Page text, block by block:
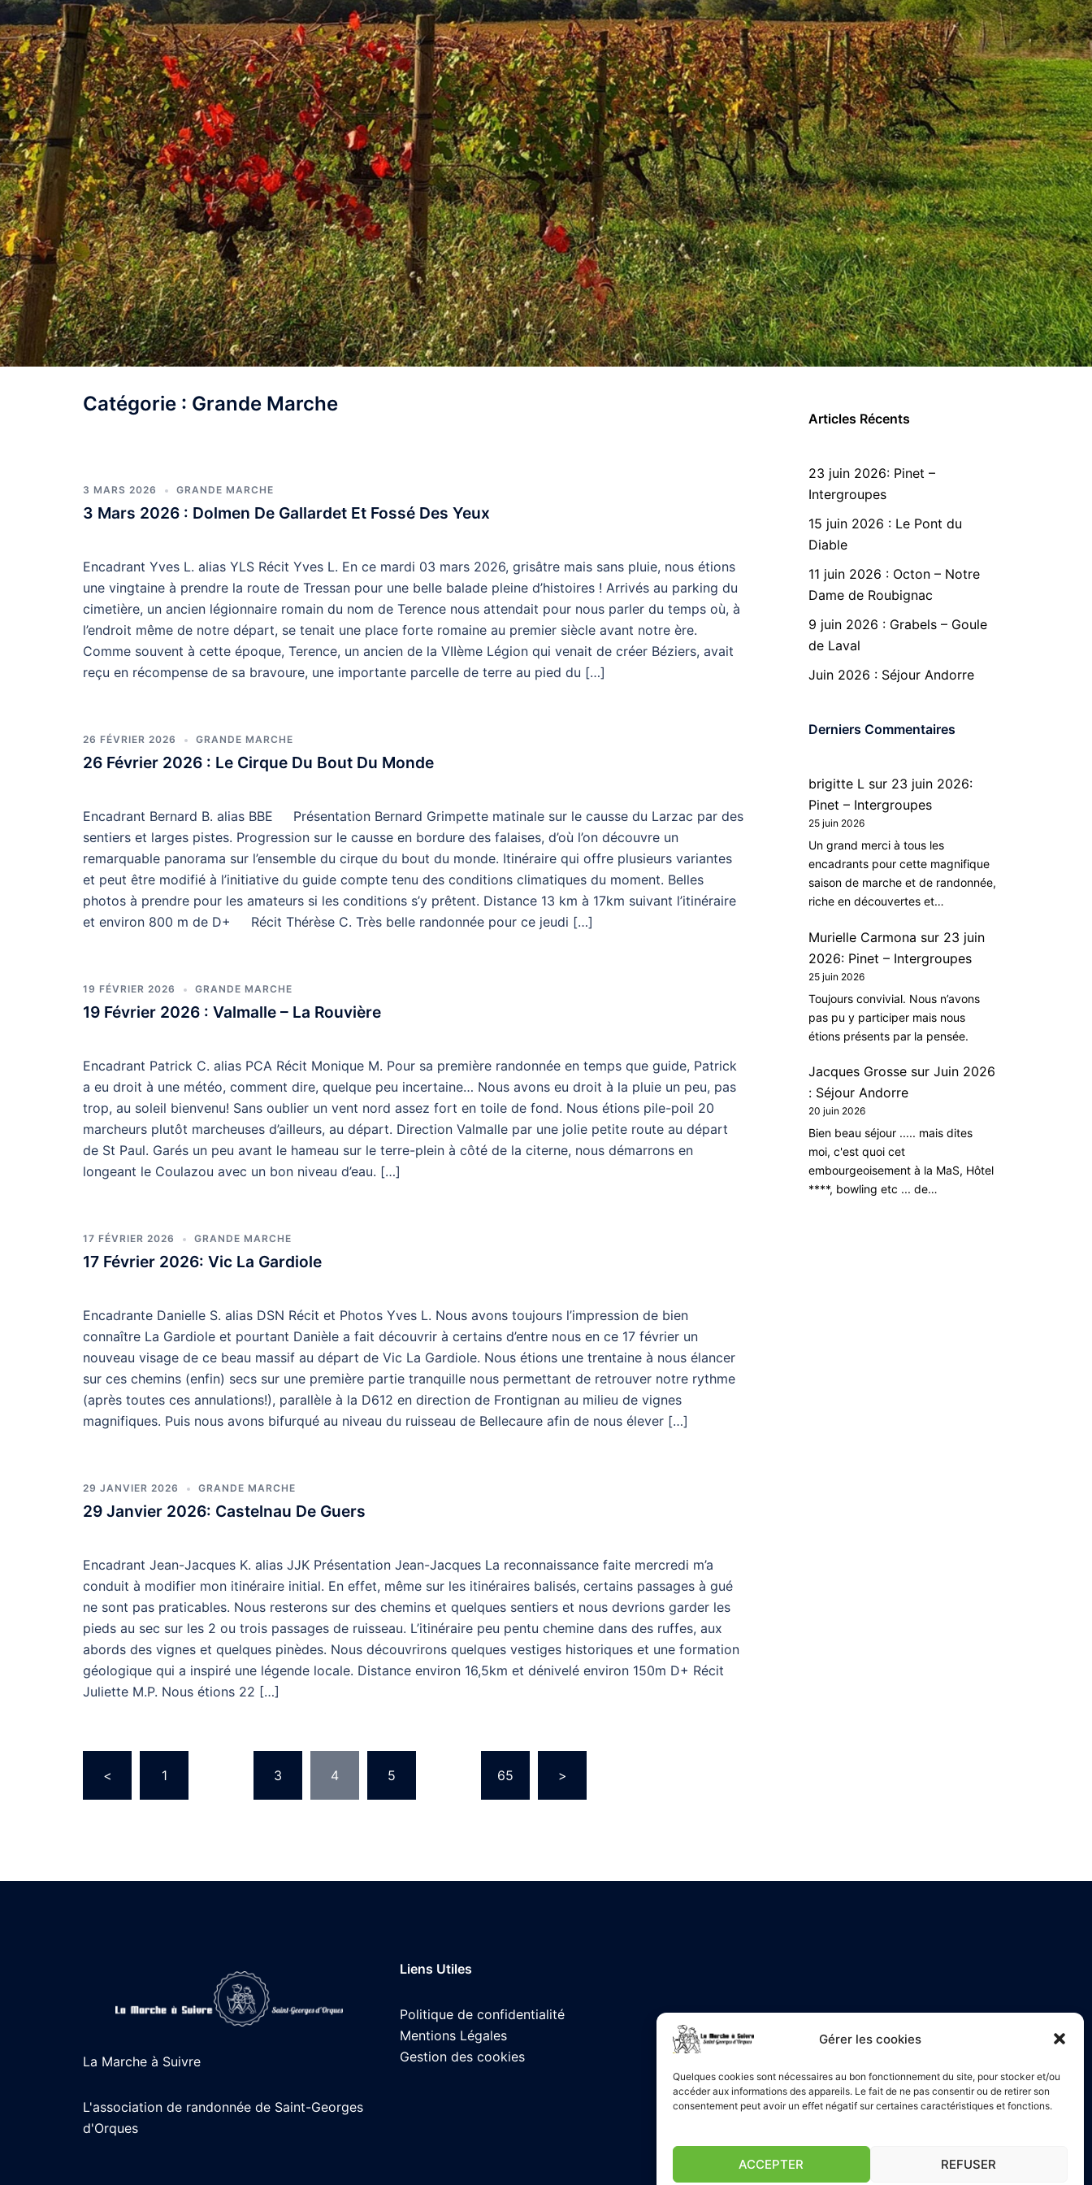
Gérer les cookies
Quelques cookies sont nécessaires au bon fonctionnement du site, pour stocker et/ou
accéder aux informations des appareils. Le fait de ne pas consentir ou de retirer son
consentement peut avoir un effet négatif sur certaines caractéristiques et fonctions.
ACCEPTER REFUSER
Catégorie : Grande Marche
3 MARS 2026 GRANDE MARCHE
3 Mars 2026 : Dolmen De Gallardet Et Fossé Des Yeux
Encadrant Yves L. alias YLS Récit Yves L. En ce mardi 03 mars 2026, grisâtre mais sans pluie, nous étions
une vingtaine à prendre la route de Tressan pour une belle balade pleine d’histoires ! Arrivés au parking du
cimetière, un ancien légionnaire romain du nom de Terence nous attendait pour nous parler du temps où, à
l’endroit même de notre départ, se tenait une place forte romaine au premier siècle avant notre ère.
Comme souvent à cette époque, Terence, un ancien de la VIIème Légion qui venait de créer Béziers, avait
reçu en récompense de sa bravoure, une importante parcelle de terre au pied du […]
26 FÉVRIER 2026 GRANDE MARCHE
26 Février 2026 : Le Cirque Du Bout Du Monde
Encadrant Bernard B. alias BBE Présentation Bernard Grimpette matinale sur le causse du Larzac par des
sentiers et larges pistes. Progression sur le causse en bordure des falaises, d’où l’on découvre un
remarquable panorama sur l’ensemble du cirque du bout du monde. Itinéraire qui offre plusieurs variantes
et peut être modifié à l’initiative du guide compte tenu des conditions climatiques du moment. Belles
photos à prendre pour les amateurs si les conditions s’y prêtent. Distance 13 km à 17km suivant l’itinéraire
et environ 800 m de D+ Récit Thérèse C. Très belle randonnée pour ce jeudi […]
19 FÉVRIER 2026 GRANDE MARCHE
19 Février 2026 : Valmalle – La Rouvière
Encadrant Patrick C. alias PCA Récit Monique M. Pour sa première randonnée en temps que guide, Patrick
a eu droit à une météo, comment dire, quelque peu incertaine… Nous avons eu droit à la pluie un peu, pas
trop, au soleil bienvenu! Sans oublier un vent nord assez fort en toile de fond. Nous étions pile-poil 20
marcheurs plutôt marcheuses d’ailleurs, au départ. Direction Valmalle par une jolie petite route au départ
de St Paul. Garés un peu avant le hameau sur le terre-plein à côté de la citerne, nous démarrons en
longeant le Coulazou avec un bon niveau d’eau. […]
17 FÉVRIER 2026 GRANDE MARCHE
17 Février 2026: Vic La Gardiole
Encadrante Danielle S. alias DSN Récit et Photos Yves L. Nous avons toujours l’impression de bien
connaître La Gardiole et pourtant Danièle a fait découvrir à certains d’entre nous en ce 17 février un
nouveau visage de ce beau massif au départ de Vic La Gardiole. Nous étions une trentaine à nous élancer
sur ces chemins (enfin) secs sur une première partie tranquille nous permettant de retrouver notre rythme
(après toutes ces annulations!), parallèle à la D612 en direction de Frontignan au milieu de vignes
magnifiques. Puis nous avons bifurqué au niveau du ruisseau de Bellecaure afin de nous élever […]
29 JANVIER 2026 GRANDE MARCHE
29 Janvier 2026: Castelnau De Guers
Encadrant Jean-Jacques K. alias JJK Présentation Jean-Jacques La reconnaissance faite mercredi m’a
conduit à modifier mon itinéraire initial. En effet, même sur les itinéraires balisés, certains passages à gué
ne sont pas praticables. Nous resterons sur des chemins et quelques sentiers et nous devrions garder les
pieds au sec sur les 2 ou trois passages de ruisseau. L’itinéraire peu pentu chemine dans des ruffes, aux
abords des vignes et quelques pinèdes. Nous découvrirons quelques vestiges historiques et une formation
géologique qui a inspiré une légende locale. Distance environ 16,5km et dénivelé environ 150m D+ Récit
Juliette M.P. Nous étions 22 […]
< 1 3 4 5 65 >
Articles Récents
23 juin 2026: Pinet –
Intergroupes
15 juin 2026 : Le Pont du
Diable
11 juin 2026 : Octon – Notre
Dame de Roubignac
9 juin 2026 : Grabels – Goule
de Laval
Juin 2026 : Séjour Andorre
Derniers Commentaires
brigitte Lsur 23 juin 2026:
Pinet – Intergroupes
25 juin 2026
Un grand merci à tous les
encadrants pour cette magnifique
saison de marche et de randonnée,
riche en découvertes et…
Murielle Carmona sur 23 juin
2026: Pinet – Intergroupes
25 juin 2026
Toujours convivial. Nous n’avons
pas pu y participer mais nous
étions présents par la pensée.
Jacques Grossesur Juin 2026
: Séjour Andorre
20 juin 2026
Bien beau séjour ..... mais dites
moi, c'est quoi cet
embourgeoisement à la MaS, Hôtel
****, bowling etc ... de…
La Marche à Suivre
L'association de randonnée de Saint-Georges
d'Orques
Liens Utiles
Politique de confidentialité
Mentions Légales
Gestion des cookies